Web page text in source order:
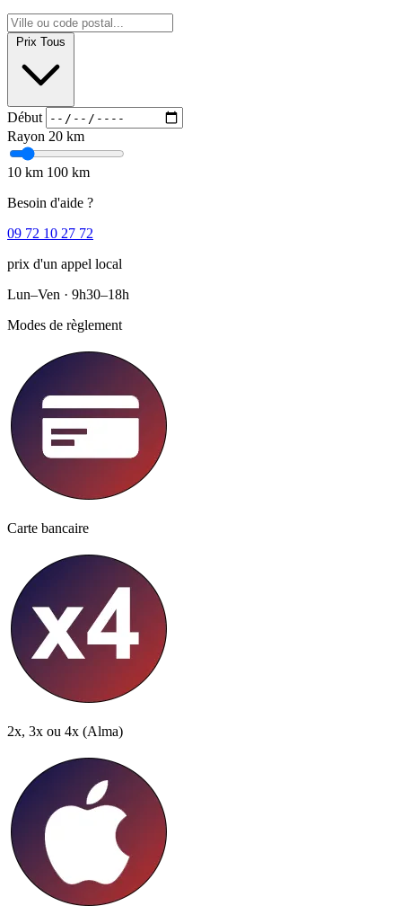
Prix Tous
Début
Rayon 20 km
10 km 100 km
Besoin d'aide ?
09 72 10 27 72
prix d'un appel local
Lun–Ven · 9h30–18h
Modes de règlement
Carte bancaire
2x, 3x ou 4x (Alma)